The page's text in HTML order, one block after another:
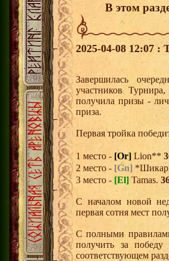
В этом
2025-04-08 12:07 :
Завершилась
участников
получила призы -
приза.
Первая тройка
1 место - [Or] Lion**
2 место - [Gn]
3 место - [El] Tamas.
С началом новой
первая сотня мест
С полными
получить за
соответствующем